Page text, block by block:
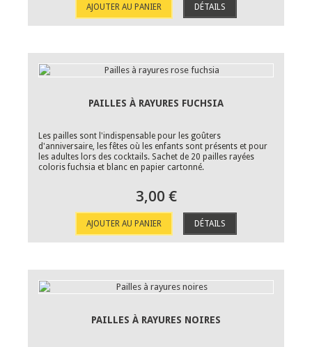
AJOUTER AU PANIER DÉTAILS
PAILLES À RAYURES FUCHSIA
Les pailles sont l'indispensable pour les goûters
d'anniversaire, les fêtes où les enfants sont présents et pour
les adultes lors des cocktails. Sachet de 20 pailles rayées
coloris fuchsia et blanc en papier cartonné.
3,00 €
AJOUTER AU PANIER DÉTAILS
PAILLES À RAYURES NOIRES